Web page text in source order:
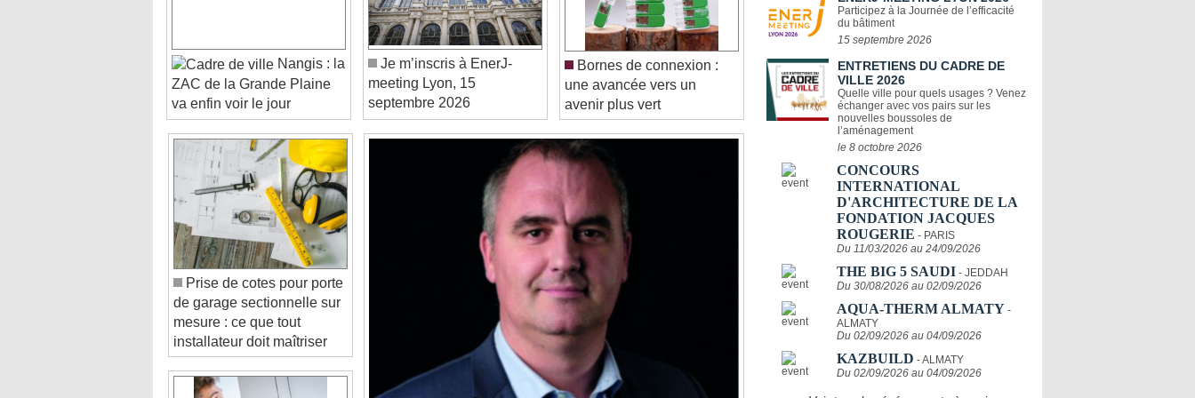
Video Player is loading.
Play Video
Video Player is loading.
Play Video
ZAC de la Grande Plaine
va enfin voir le jour
Je m’inscris à EnerJ-
meeting Lyon, 15
septembre 2026
Bornes de connexion :
une avancée vers un
avenir plus vert
Prise de cotes pour porte
de garage sectionnelle sur
mesure : ce que tout
installateur doit maîtriser
Participez à la Journée de l’efficacité
du bâtiment
15 septembre 2026
ENTRETIENS DU CADRE DE
VILLE 2026
Quelle ville pour quels usages ? Venez
échanger avec vos pairs sur les
nouvelles boussoles de
l’aménagement
le 8 octobre 2026
CONCOURS
INTERNATIONAL
D'ARCHITECTURE DE LA
FONDATION JACQUES
ROUGERIE - PARIS
Du 11/03/2026 au 24/09/2026
THE BIG 5 SAUDI - JEDDAH
Du 30/08/2026 au 02/09/2026
AQUA-THERM ALMATY -
ALMATY
Du 02/09/2026 au 04/09/2026
KAZBUILD - ALMATY
Du 02/09/2026 au 04/09/2026